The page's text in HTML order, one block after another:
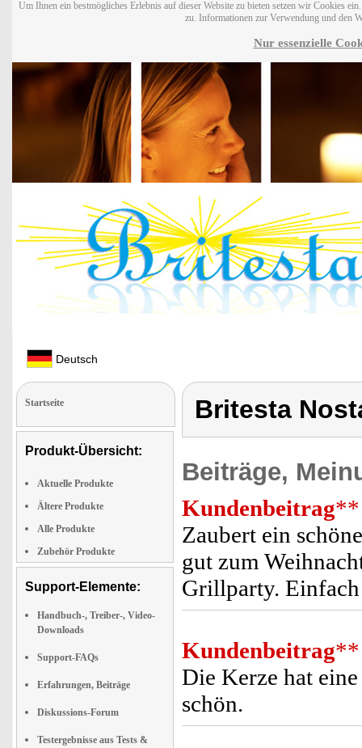
Um Ihnen ein bestmögliches Erlebnis auf dieser Website zu bieten setzen wir Cookies
zu. Informationen zur Verwendung und den
Nur essenzielle
Deutsch
Startseite
Produkt-Übersicht:
Aktuelle Produkte
Ältere Produkte
Alle Produkte
Zubehör Produkte
Support-Elemente:
Handbuch-, Treiber-, Video-
Downloads
Support-FAQs
Erfahrungen, Beiträge
Diskussions-Forum
Testergebnisse aus Tests &
Britesta
Beiträge,
Kundenbeitrag**
Zaubert ein
gut zum
Grillparty.
Kundenbeitrag**
Die Kerze hat
schön.